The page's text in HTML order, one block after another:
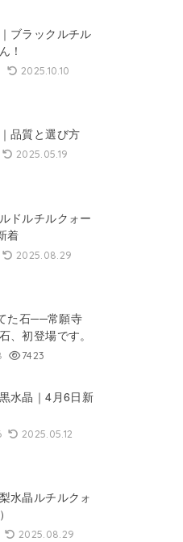
ブラックルチル
！
2025.10.10
品質と選び方
2025.05.19
ドルチルクォー
着
2025.08.29
た石──常願寺
、初登場です。
7423
水晶｜4月6日新
2025.05.12
水晶ルチルクォ
2025.08.29